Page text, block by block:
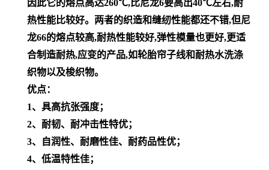
因此它的熔点高达260℃,比尼龙6要高出40℃左右,耐
热性能比较好。两者的织造和缝纫性能都还不错,但尼
龙66的熔点较高,耐热性能较好,弹性模量也更好,更适
合制造耐热,应变的产品,如轮胎帘子线和耐热水洗涤
织物以及梭织物。
优点：
1、具高抗张强度；
2、耐韧、耐冲击性特优；
3、自润性、耐磨性佳、耐药品性优；
4、低温特性佳；